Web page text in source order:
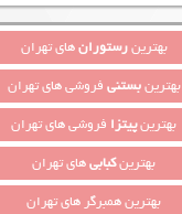
بهترینرستورانهای تهران
بهترینبستنی فروشی های تهران
بهترینپیتزا فروشی های تهران
بهترینکبابیهای تهران
بهترین همبرگر های تهران